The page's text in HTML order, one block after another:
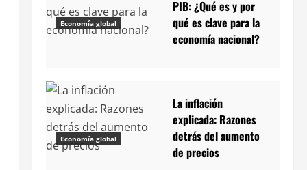
Economía global
PIB: ¿Qué es y por
qué es clave para la
economía nacional?
Economía global
La inflación
explicada: Razones
detrás del aumento
de precios